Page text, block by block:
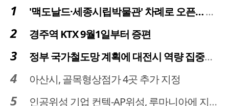
'맥도날드·세종시립박물관' 차례로 오픈… 고운동 정주여건 좋아진다
경주역 KTX 9월1일부터 증편
정부 국가철도망 계획에 대전시 역량 집중해야
아산시, 골목형상점가 4곳 추가 지정
인공위성 기업 컨텍-AP위성, 루마니아에 지상국 시스템 전수